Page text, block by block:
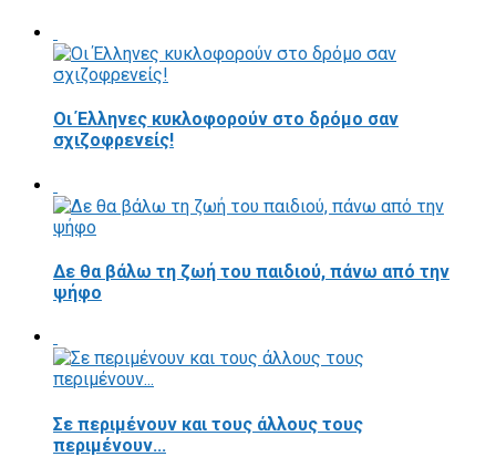
Οι Έλληνες κυκλοφορούν στο δρόμο σαν
σχιζοφρενείς!
Δε θα βάλω τη ζωή του παιδιού, πάνω από την
ψήφο
Σε περιμένουν και τους άλλους τους
περιμένουν...